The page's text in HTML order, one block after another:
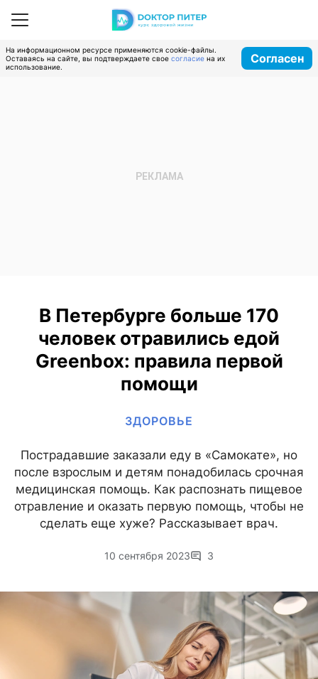
На информационном ресурсе применяются cookie-файлы.
Оставаясь на сайте, вы подтверждаете свое согласие на их
использование.
Согласен
В Петербурге больше 170
человек отравились едой
Greenbox: правила первой
помощи
ЗДОРОВЬЕ
Пострадавшие заказали еду в «Самокате», но
после взрослым и детям понадобилась срочная
медицинская помощь. Как распознать пищевое
отравление и оказать первую помощь, чтобы не
сделать еще хуже? Рассказывает врач.
10 сентября 2023 3